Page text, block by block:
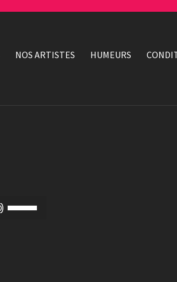
NOS ARTISTES HUMEURS